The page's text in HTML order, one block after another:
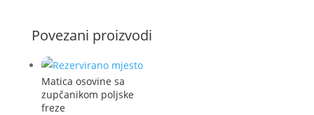
Povezani proizvodi
Matica osovine sa
zupčanikom poljske
freze